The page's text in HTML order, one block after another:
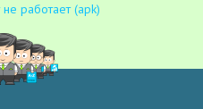
работает (apk)